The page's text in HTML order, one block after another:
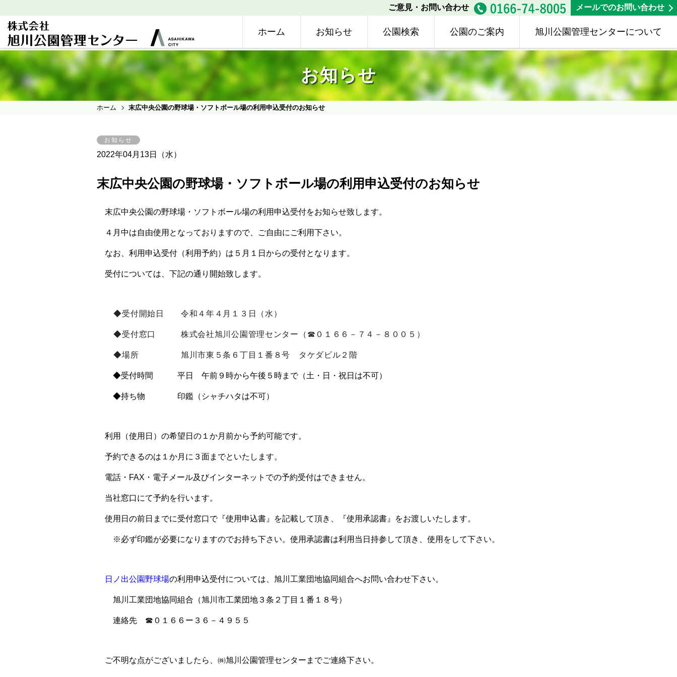
ご意見・お問い合わせ メールでのお問い合わせ
ホーム お知らせ 公園検索 公園のご案内 旭川公園管理センターについて
お知らせ
ホーム 末広中央公園の野球場・ソフトボール場の利用申込受付のお知らせ
お知らせ
2022年04月13日（水）
末広中央公園の野球場・ソフトボール場の利用申込受付のお知らせ
末広中央公園の野球場・ソフトボール場の利用申込受付をお知らせ致します。
４月中は自由使用となっておりますので、ご自由にご利用下さい。
なお、利用申込受付（利用予約）は５月１日からの受付となります。
受付については、下記の通り開始致します。
◆受付開始日 令和４年４月１３日（水）
◆受付窓口 株式会社旭川公園管理センター（☎０１６６－７４－８００５）
◆場所 旭川市東５条６丁目１番８号 タケダビル２階
◆受付時間 平日 午前９時から午後５時まで（土・日・祝日は不可）
◆持ち物 印鑑（シャチハタは不可）
利用（使用日）の希望日の１か月前から予約可能です。
予約できるのは１か月に３面までといたします。
電話・FAX・電子メール及びインターネットでの予約受付はできません。
当社窓口にて予約を行います。
使用日の前日までに受付窓口で『使用申込書』を記載して頂き、『使用承認書』をお渡しいたします。
※必ず印鑑が必要になりますのでお持ち下さい。 使用承認書は利用当日持参して頂き、使用をして下さい。
日ノ出公園野球場の利用申込受付については、旭川工業団地協同組合へお問い合わせ下さい。
旭川工業団地協同組合（旭川市工業団地３条２丁目１番１８号）
連絡先 ☎０１６６ー３６－４９５５
ご不明な点がございましたら、㈱旭川公園管理センターまでご連絡下さい。